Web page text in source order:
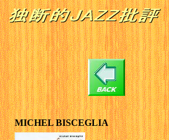
MICHEL BISCEGLIA